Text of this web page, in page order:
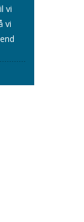
vi
vi